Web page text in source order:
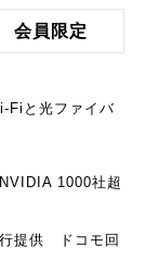
会員限定
Fiと光ファイバ
1000社超
提供 ドコモ回